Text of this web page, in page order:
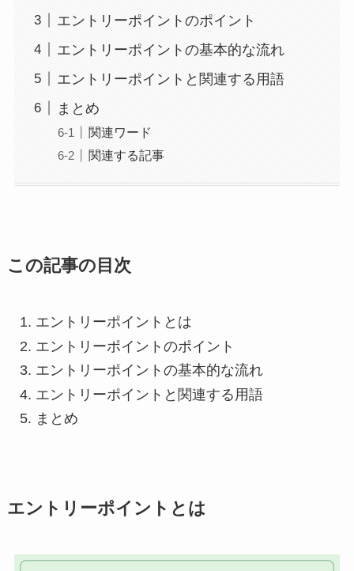
エントリーポイントのポイント
エントリーポイントの基本的な流れ
エントリーポイントと関連する用語
まとめ
関連ワード
関連する記事
この記事の目次
エントリーポイントとは
エントリーポイントのポイント
エントリーポイントの基本的な流れ
エントリーポイントと関連する用語
まとめ
エントリーポイントとは